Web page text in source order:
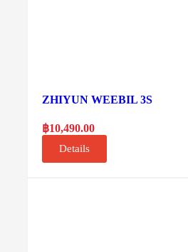
ZHIYUN WEEBIL 3S
฿10,490.00
Details